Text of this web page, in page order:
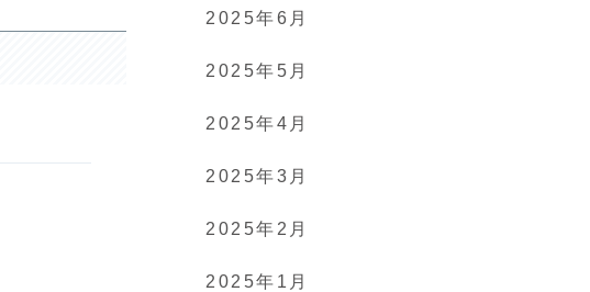
2025年6月
2025年5月
2025年4月
2025年3月
2025年2月
2025年1月